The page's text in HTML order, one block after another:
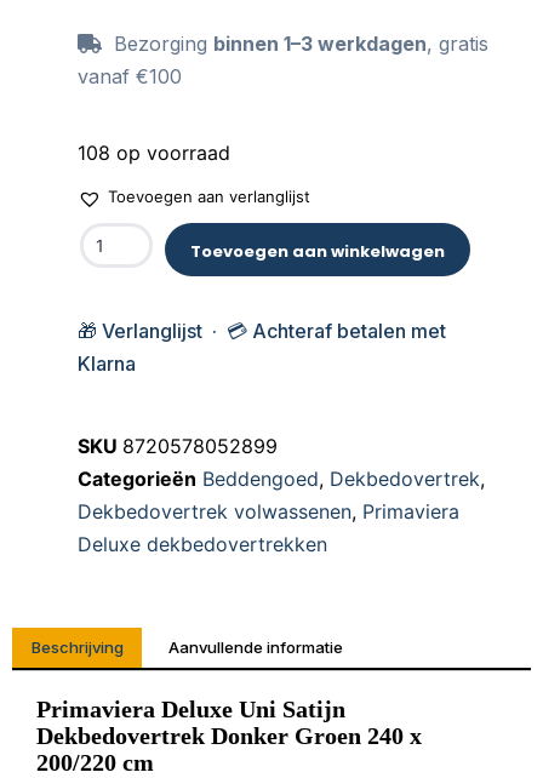
Bezorging binnen 1–3 werkdagen, gratis
vanaf €100
108 op voorraad
Toevoegen aan verlanglijst
Toevoegen aan winkelwagen
🎁 Verlanglijst · 💳 Achteraf betalen met
Klarna
SKU 8720578052899
Categorieën Beddengoed, Dekbedovertrek,
Dekbedovertrek volwassenen, Primaviera
Deluxe dekbedovertrekken
Beschrijving Aanvullende informatie
Primaviera Deluxe Uni Satijn
Dekbedovertrek Donker Groen 240 x
200/220 cm